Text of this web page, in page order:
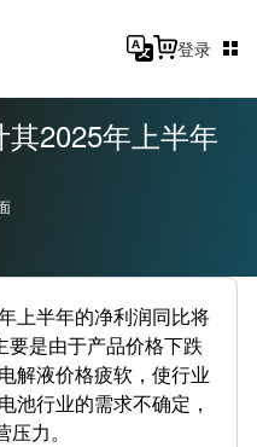
登录
2025年上半年
上半年的净利润同比将
是由于产品价格下跌
解液价格疲软，使行业
池行业的需求不确定，
力。